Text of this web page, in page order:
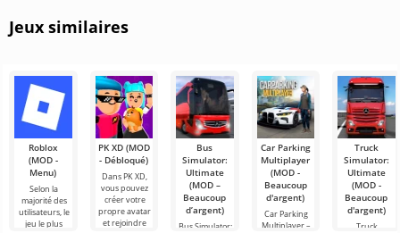
you very much.
Jeux similaires
Roblox
(MOD -
Menu)
Selon la
majorité des
utilisateurs, le
jeu le plus
PK XD (MOD
- Débloqué)
Dans PK XD,
vous pouvez
créer votre
propre avatar
et rejoindre
Bus
Simulator:
Ultimate
(MOD –
Beaucoup
d’argent)
Bus Simulator:
Car Parking
Multiplayer
(MOD -
Beaucoup
d'argent)
Car Parking
Multiplayer –
Truck
Simulator:
Ultimate
(MOD -
Beaucoup
d'argent)
Truck